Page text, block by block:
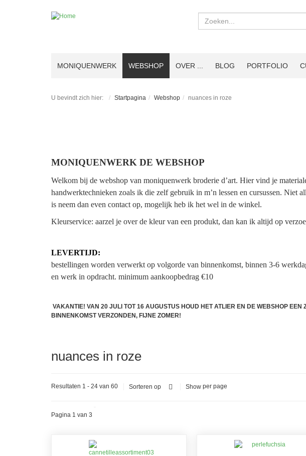
MONIQUENWERK WEBSHOP OVER ... BLOG PORTFOLIO
U bevindt zich hier: Startpagina Webshop nuances in roze
MONIQUENWERK DE WEBSHOP
Welkom bij de webshop van moniquenwerk broderie d’art. Hier vind je
handwerktechnieken zoals ik die zelf gebruik in m’n lessen en cursussen. Niet
is neem dan even contact op, mogelijk heb ik het wel in de winkel.
Kleurservice: aarzel je over de kleur van een produkt, dan kan ik altijd op
LEVERTIJD:
bestellingen worden verwerkt op volgorde van binnenkomst, binnen 3-6
en werk in opdracht. minimum aankoopbedrag €10
VAKANTIE! VAN 20 JULI TOT 16 AUGUSTUS HOUD HET ATLIER EN DE WEBSHOP
BINNENKOMST VERZONDEN, FIJNE ZOMER!
nuances in roze
Resultaten 1 - 24 van 60 Sorteren op Show per page
Pagina 1 van 3